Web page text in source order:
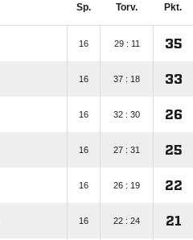
Sp. Torv. Pkt.
16 29 : 11 35
16 37 : 18 33
16 32 : 30 26
16 27 : 31 25
16 26 : 19 22
16 22 : 24 21